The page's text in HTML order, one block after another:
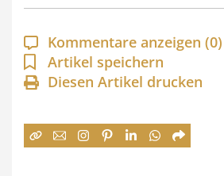
p
a
n
n
:
Kommentare anzeigen (0)
Artikel speichern
Diesen Artikel drucken